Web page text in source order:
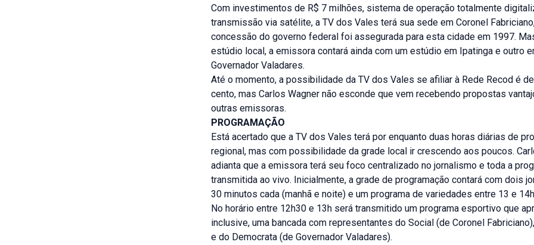
Com investimentos de R$ 7 milhões, sistema de operação totalmente
transmissão via satélite, a TV dos Vales terá sua sede em Coronel
concessão do governo federal foi assegurada para esta cidade em 1997.
estúdio local, a emissora contará ainda com um estúdio em Ipatinga e outro
Governador Valadares.
Até o momento, a possibilidade da TV dos Vales se afiliar à Rede Recod é
cento, mas Carlos Wagner não esconde que vem recebendo propostas
outras emissoras.
PROGRAMAÇÃO
Está acertado que a TV dos Vales terá por enquanto duas horas diárias de
regional, mas com possibilidade da grade local ir crescendo aos poucos.
adianta que a emissora terá seu foco centralizado no jornalismo e toda a
transmitida ao vivo. Inicialmente, a grade de programação contará com dois
30 minutos cada (manhã e noite) e um programa de variedades entre 13 e
No horário entre 12h30 e 13h será transmitido um programa esportivo que
inclusive, uma bancada com representantes do Social (de Coronel
e do Democrata (de Governador Valadares).